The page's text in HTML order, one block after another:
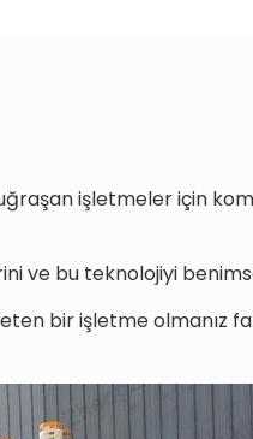
işletmeler için
ve bu teknolojiyi
bir işletme olmanız